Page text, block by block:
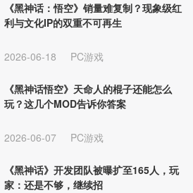
《黑神话：悟空》销量难复制？现象级红
利与文化IP的双重不可再生
2026-06-18 PC游戏
《黑神话悟空》天命人的棍子还能怎么
玩？这几个MOD告诉你答案
2026-06-07 PC游戏
《黑神话》开发团队被曝扩至165人，玩
家：还是不够，继续招